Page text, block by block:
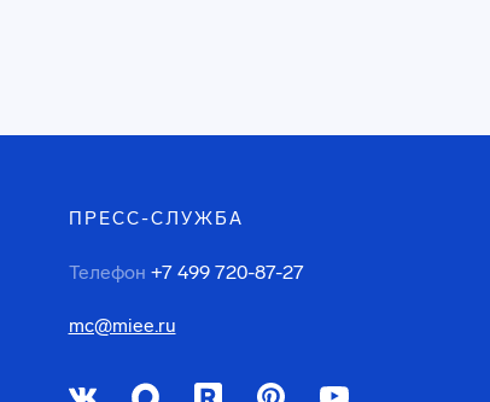
ПРЕСС-СЛУЖБА
Телефон +7 499 720-87-27
mc@miee.ru